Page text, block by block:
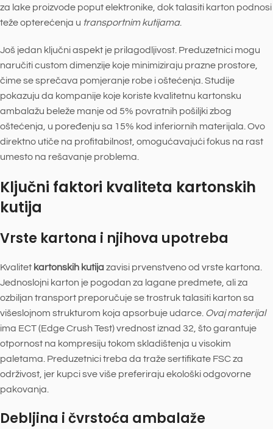
za lake proizvode poput elektronike, dok talasiti karton podnosi
teže opterećenja u transportnim kutijama.
Još jedan ključni aspekt je prilagodljivost. Preduzetnici mogu
naručiti custom dimenzije koje minimiziraju prazne prostore,
čime se sprečava pomjeranje robe i oštećenja. Studije
pokazuju da kompanije koje koriste kvalitetnu kartonsku
ambalažu beleže manje od 5% povratnih pošiljki zbog
oštećenja, u poređenju sa 15% kod inferiornih materijala. Ovo
direktno utiče na profitabilnost, omogućavajući fokus na rast
umesto na rešavanje problema.
Ključni faktori kvaliteta kartonskih
kutija
Vrste kartona i njihova upotreba
Kvalitet kartonskih kutijazavisi prvenstveno od vrste kartona.
Jednoslojni karton je pogodan za lagane predmete, ali za
ozbiljan transport preporučuje se trostruk talasiti karton sa
višeslojnom strukturom koja apsorbuje udarce. Ovaj materijal
ima ECT (Edge Crush Test) vrednost iznad 32, što garantuje
otpornost na kompresiju tokom skladištenja u visokim
paletama. Preduzetnici treba da traže sertifikate FSC za
održivost, jer kupci sve više preferiraju ekološki odgovorne
pakovanja.
Debljina i čvrstoća ambalaže